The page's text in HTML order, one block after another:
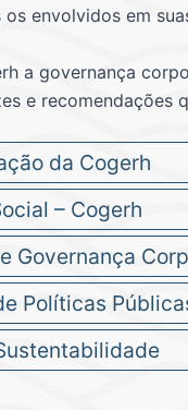
envolvidos em
a governança
e recomendações
da Cogerh
– Cogerh
Governança
Políticas